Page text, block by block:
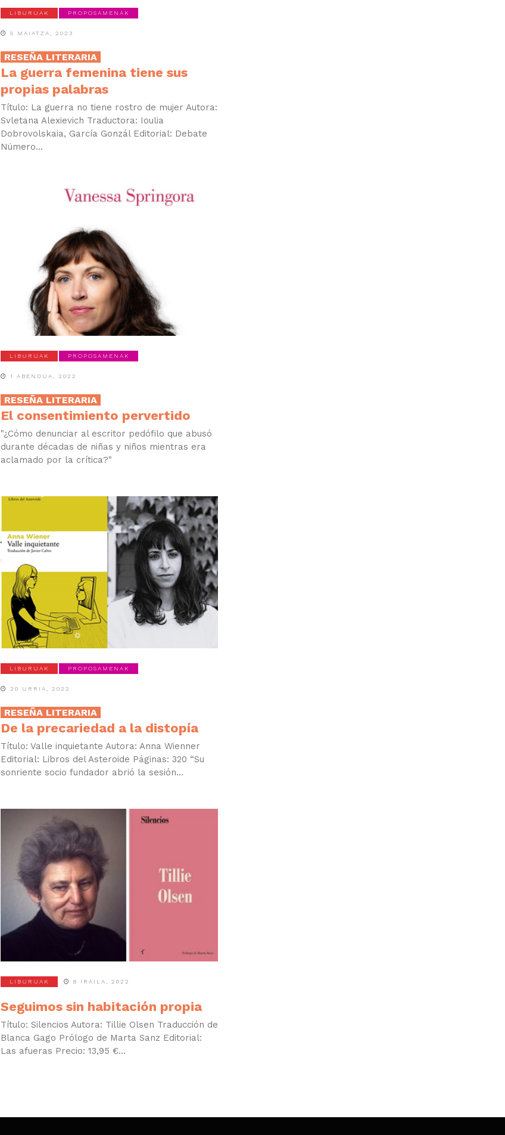
LIBURUAK PROPOSAMENAK
5 MAIATZA, 2023
RESEÑA LITERARIA
La guerra femenina tiene sus
propias palabras
Título: La guerra no tiene rostro de mujer Autora:
Svletana Alexievich Traductora: Ioulia
Dobrovolskaia, García Gonzál Editorial: Debate
Número...
LIBURUAK PROPOSAMENAK
1 ABENDUA, 2022
RESEÑA LITERARIA
El consentimiento pervertido
"¿Cómo denunciar al escritor pedófilo que abusó
durante décadas de niñas y niños mientras era
aclamado por la crítica?"
LIBURUAK PROPOSAMENAK
20 URRIA, 2022
RESEÑA LITERARIA
De la precariedad a la distopía
Título: Valle inquietante Autora: Anna Wienner
Editorial: Libros del Asteroide Páginas: 320 “Su
sonriente socio fundador abrió la sesión...
LIBURUAK 8 IRAILA, 2022
Seguimos sin habitación propia
Título: Silencios Autora: Tillie Olsen Traducción de
Blanca Gago Prólogo de Marta Sanz Editorial:
Las afueras Precio: 13,95 €...